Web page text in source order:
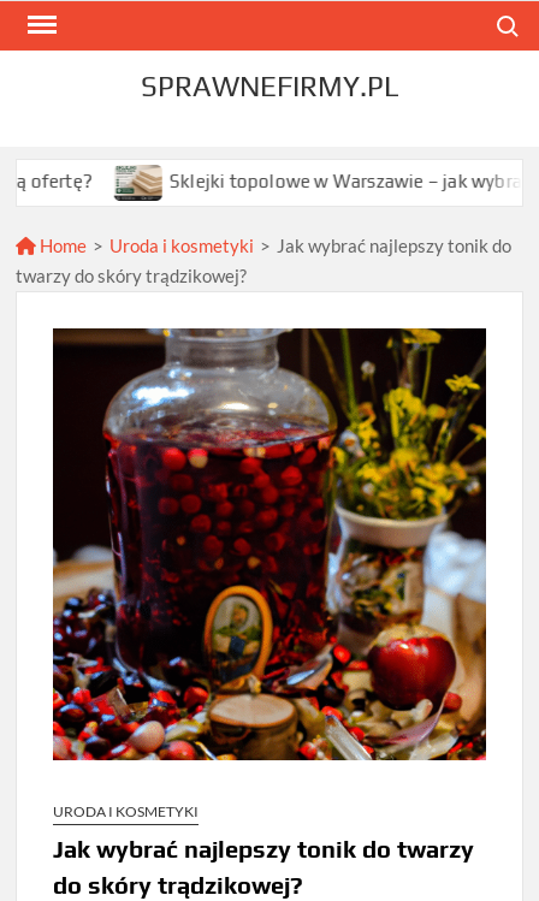
Skip
SPRAWNEFIRMY.PL
Sklejki topolowe w Warszawie – jak wybrać najlepszą
Home > Uroda i kosmetyki > Jak wybrać najlepszy tonik do
twarzy do skóry trądzikowej?
URODA I KOSMETYKI
Jak wybrać najlepszy tonik do twarzy
do skóry trądzikowej?